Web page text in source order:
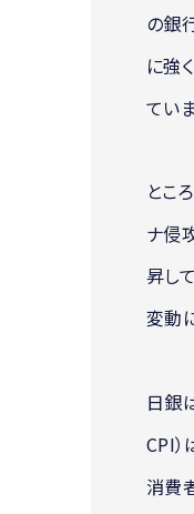
の銀
に強
てい
とこ
ナ侵
昇し
変動
日銀
CPI
消費